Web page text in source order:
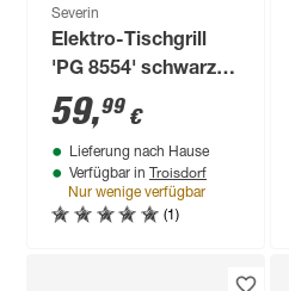
Severin
Elektro-Tischgrill
'PG 8554' schwarz
2300 W 35 x 10 x 43
cm
59,99 €
Lieferung nach Hause
Verfügbar in Troisdorf
Nur wenige verfügbar
(1)